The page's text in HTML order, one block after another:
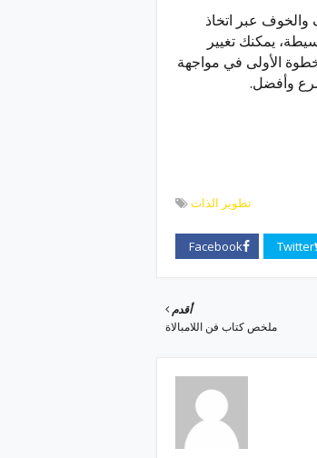
عبر اتخاذ
يمكنك تغيير
الأولى في مواجهة
وأفضل.
تطوير الذات
أقدم
ملخص كتاب فن اللامبالاة